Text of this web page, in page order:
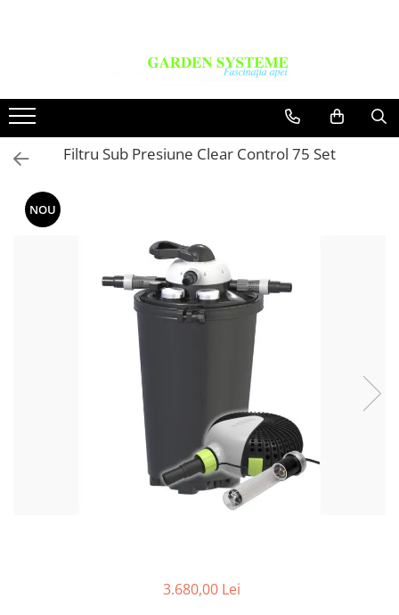
Membrana EPDM
Accesorii Lipit
Filtru Sub Presiune Clear Control 75 Set
NOU
3.680,00 Lei